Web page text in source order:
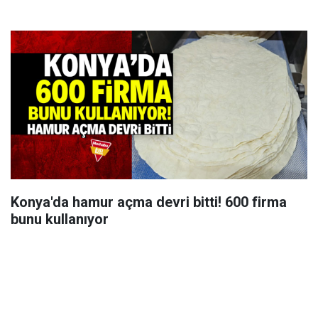
Konya'da hamur açma devri bitti! 600 firma
bunu kullanıyor